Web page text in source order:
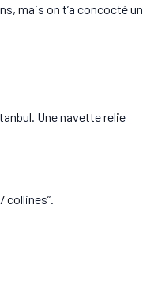
mais on t’a concocté un
Une navette relie
collines”.